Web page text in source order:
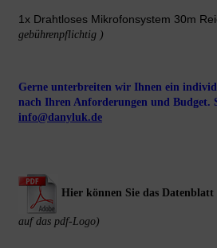
1x Drahtloses Mikrofonsystem 30m
gebührenpflichtig )
Gerne unterbreiten wir Ihnen ein
nach Ihren Anforderungen und Budget.
info@danyluk.de
Hier können Sie das Datenblatt
auf das pdf-Logo)